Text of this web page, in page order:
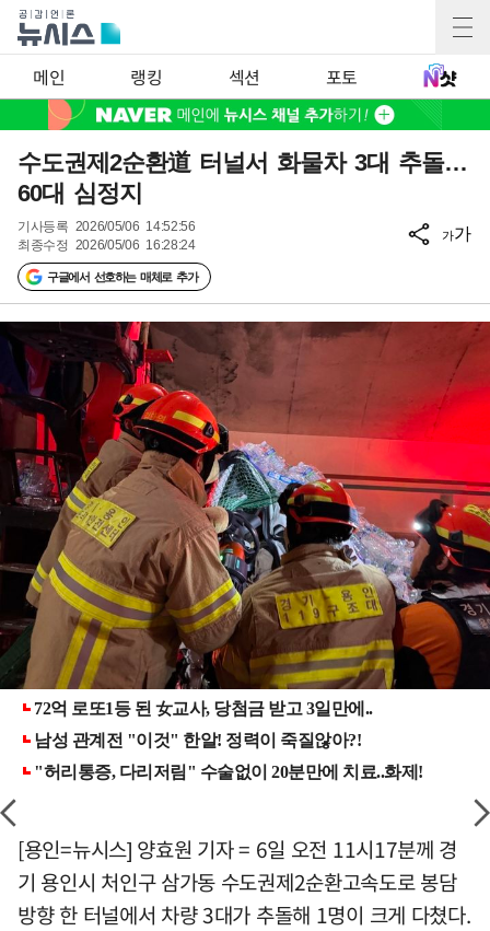
메인 랭킹 섹션 포토
수도권제2순환道 터널서 화물차 3대 추돌…
60대 심정지
기사등록 2026/05/06 14:52:56
최종수정 2026/05/06 16:28:24
구글에서 선호하는 매체로 추가
가가
[용인=뉴시스] 양효원 기자 = 6일 오전 11시17분께 경
기 용인시 처인구 삼가동 수도권제2순환고속도로 봉담
방향 한 터널에서 차량 3대가 추돌해 1명이 크게 다쳤다.